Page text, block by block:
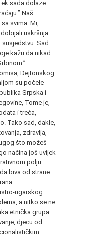
sada dolaze
Naš
svima. Mi,
uskršnja
susjedstvu. Sad
kažu da nikad
Dejtonskog
su počele
Srpska i
Tome je,
i treća,
Tako sad, dakle,
zdravlja,
što možeš
načina još uvijek
polju:
biva od strane
ugarskog
a nitko se ne
etnička grupa
djecu od